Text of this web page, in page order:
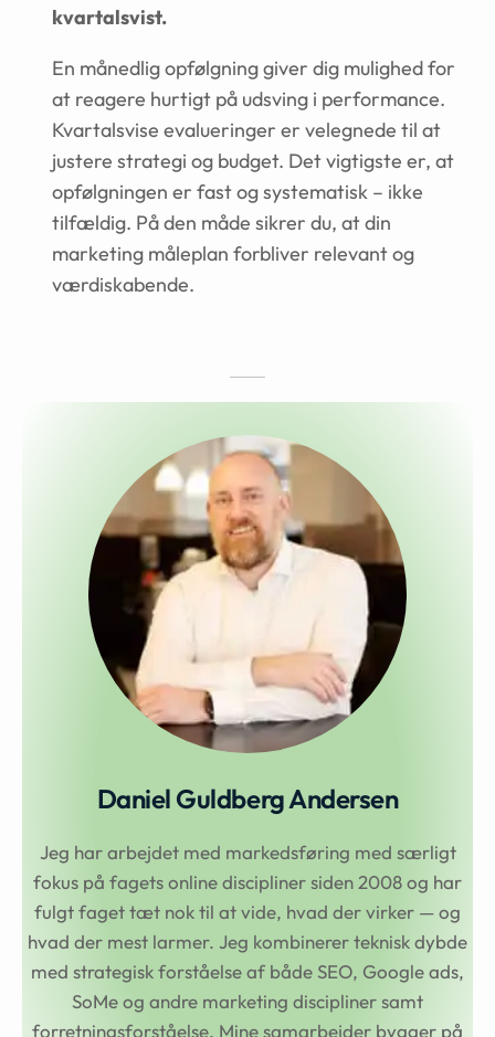
kvartalsvist.
En månedlig opfølgning giver dig mulighed for
at reagere hurtigt på udsving i performance.
Kvartalsvise evalueringer er velegnede til at
justere strategi og budget. Det vigtigste er, at
opfølgningen er fast og systematisk – ikke
tilfældig. På den måde sikrer du, at din
marketing måleplan forbliver relevant og
værdiskabende.
Daniel Guldberg Andersen
Jeg har arbejdet med markedsføring med særligt
fokus på fagets online discipliner siden 2008 og har
fulgt faget tæt nok til at vide, hvad der virker — og
hvad der mest larmer. Jeg kombinerer teknisk dybde
med strategisk forståelse af både SEO, Google ads,
SoMe og andre marketing discipliner samt
forretningsforståelse. Mine samarbejder bygger på